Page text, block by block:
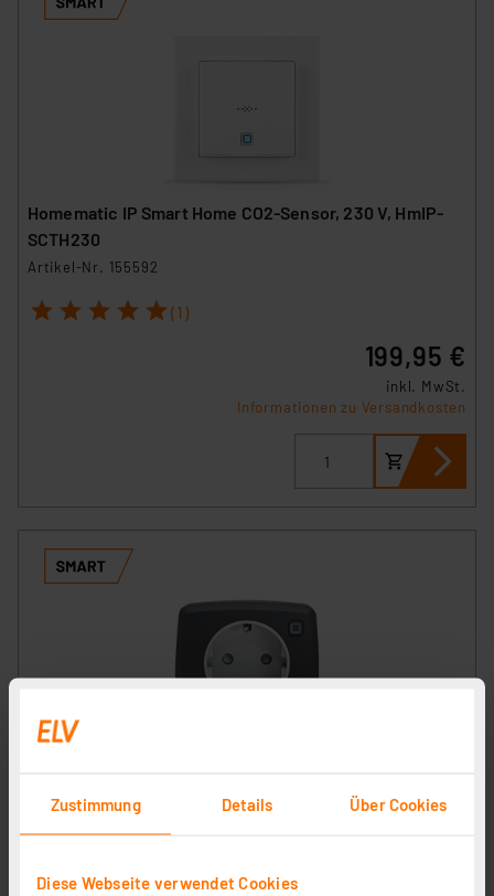
Zustimmung Details Über Cookies
Diese Webseite verwendet Cookies
Homematic IP Smart Home CO2-Sensor, 230 V, HmIP-
SCTH230
Artikel-Nr. 155592
1 2 3 4 5 (1)
199,95 €
inkl. MwSt.
Informationen zu Versandkosten
HmIP-PS-2-A
Artikel-Nr. 161613